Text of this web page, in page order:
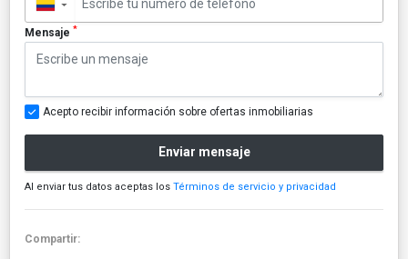
▼
Mensaje *
Acepto recibir información sobre ofertas inmobiliarias
Enviar mensaje
Al enviar tus datos aceptas los Términos de servicio y privacidad
Compartir: